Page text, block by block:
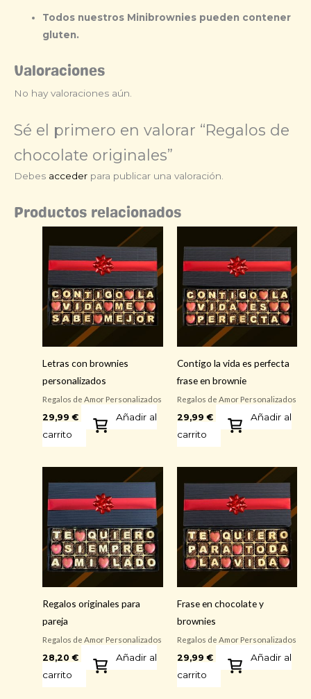
Todos nuestros Minibrownies pueden contener
gluten.
Valoraciones
No hay valoraciones aún.
Sé el primero en valorar “Regalos de
chocolate originales”
Debes acceder para publicar una valoración.
Productos relacionados
Letras con brownies
personalizados
Regalos de Amor Personalizados
29,99€
Añadir al
carrito
Contigo la vida es perfecta
frase en brownie
Regalos de Amor Personalizados
29,99 €
Añadir al
carrito
Regalos originales para
pareja
Regalos de Amor Personalizados
28,20€
Añadir al
carrito
Frase en chocolate y
brownies
Regalos de Amor Personalizados
29,99 €
Añadir al
carrito